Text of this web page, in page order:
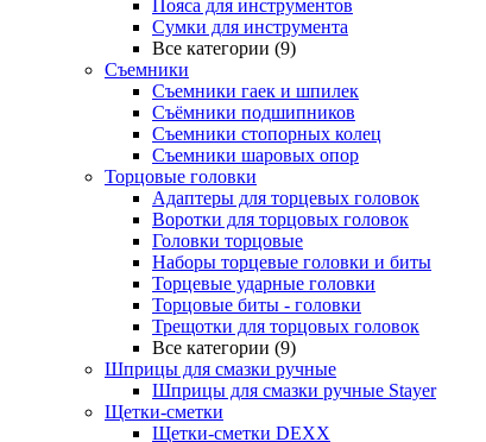
Пояса для инструментов
Сумки для инструмента
Все категории (9)
Съемники
Съемники гаек и шпилек
Съёмники подшипников
Съемники стопорных колец
Съемники шаровых опор
Торцовые головки
Адаптеры для торцевых головок
Воротки для торцовых головок
Головки торцовые
Наборы торцевые головки и биты
Торцевые ударные головки
Торцовые биты - головки
Трещотки для торцовых головок
Все категории (9)
Шприцы для смазки ручные
Шприцы для смазки ручные Stayer
Щетки-сметки
Щетки-сметки DEXX